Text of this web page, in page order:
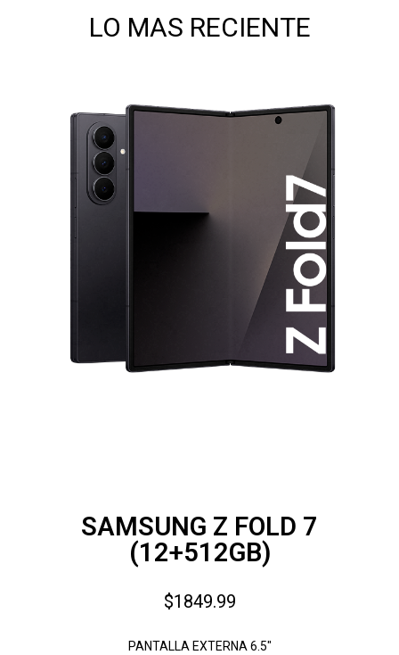
LO MAS RECIENTE
SAMSUNG Z FOLD 7
(12+512GB)
$1849.99
PANTALLA EXTERNA 6.5"